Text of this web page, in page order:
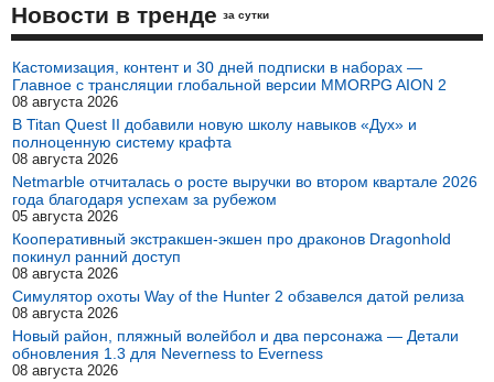
Новости в тренде за сутки
Кастомизация, контент и 30 дней подписки в наборах —
Главное с трансляции глобальной версии MMORPG AION 2
08 августа 2026
В Titan Quest II добавили новую школу навыков «Дух» и
полноценную систему крафта
08 августа 2026
Netmarble отчиталась о росте выручки во втором квартале 2026
года благодаря успехам за рубежом
05 августа 2026
Кооперативный экстракшен-экшен про драконов Dragonhold
покинул ранний доступ
08 августа 2026
Симулятор охоты Way of the Hunter 2 обзавелся датой релиза
08 августа 2026
Новый район, пляжный волейбол и два персонажа — Детали
обновления 1.3 для Neverness to Everness
08 августа 2026